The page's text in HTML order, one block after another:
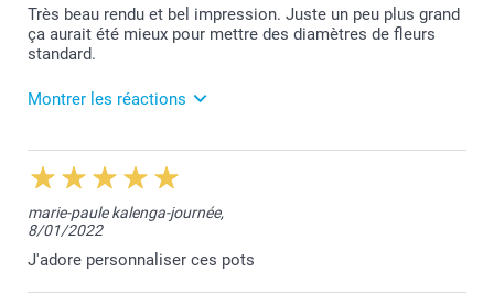
Très beau rendu et bel impression. Juste un peu plus grand
ça aurait été mieux pour mettre des diamètres de fleurs
standard.
Montrer les réactions
11/07/2024
10:47
Bonjour Maryline,
Je vous remercie pour vos 5 étoiles.
Je fais part de votre remarque au service concerné.
Belle journée,
marie-paule kalenga-journée,
8/01/2022
J'adore personnaliser ces pots